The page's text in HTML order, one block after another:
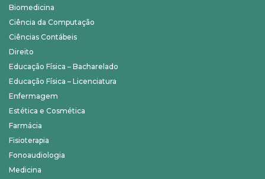
Biomedicina
Ciência da Computação
Ciências Contábeis
Direito
Educação Física – Bacharelado
Educação Física – Licenciatura
Enfermagem
Estética e Cosmética
Farmácia
Fisioterapia
Fonoaudiologia
Medicina